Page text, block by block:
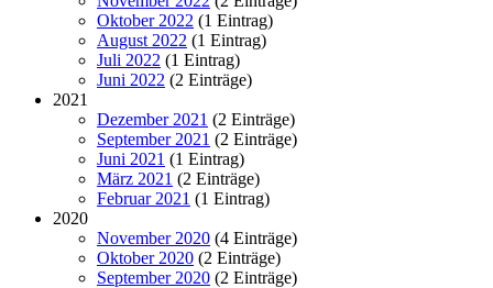
Oktober 2022 (1 Eintrag)
August 2022 (1 Eintrag)
Juli 2022 (1 Eintrag)
Juni 2022 (2 Einträge)
2021
Dezember 2021 (2 Einträge)
September 2021 (2 Einträge)
Juni 2021 (1 Eintrag)
März 2021 (2 Einträge)
Februar 2021 (1 Eintrag)
2020
November 2020 (4 Einträge)
Oktober 2020 (2 Einträge)
September 2020 (2 Einträge)